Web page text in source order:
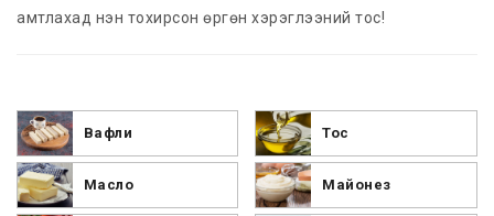
Вафли Тос
Масло Майонез
амтлахад нэн тохирсон өргөн хэрэглээний тос!